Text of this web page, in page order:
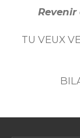
Revenir
TU VEUX